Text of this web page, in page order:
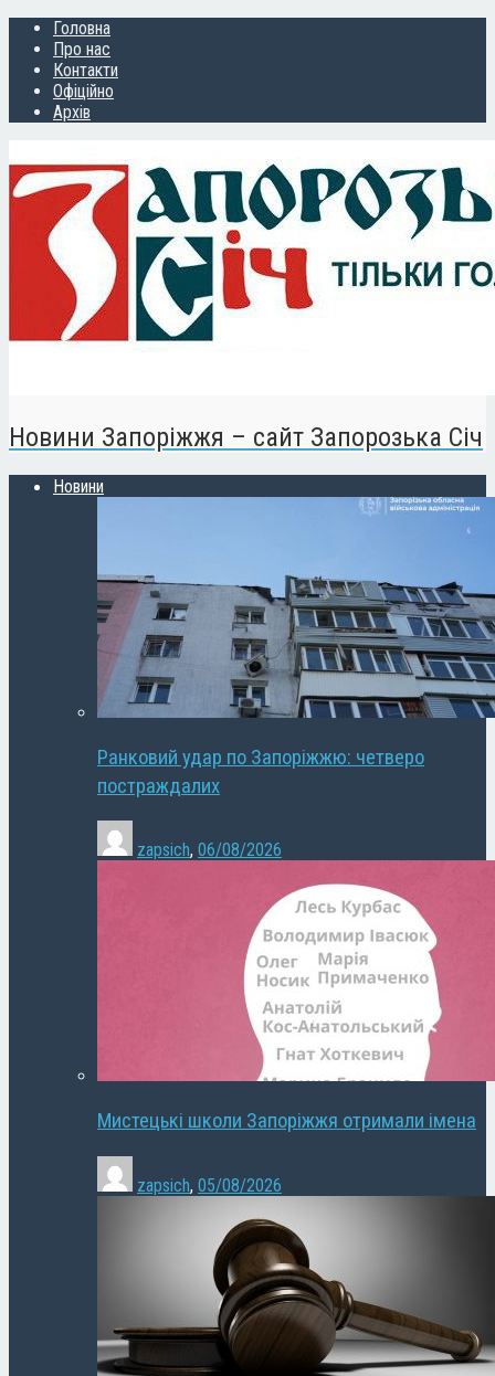
Головна
Про нас
Контакти
Офіційно
Архів
Новини Запоріжжя – сайт Запорозька Січ
Новини
Ранковий удар по Запоріжжю: четверо
постраждалих
zapsich, 06/08/2026
Мистецькі школи Запоріжжя отримали імена
zapsich, 05/08/2026